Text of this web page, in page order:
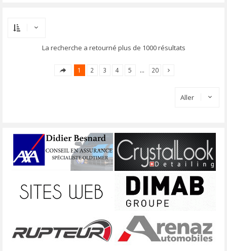
La recherche a retourné plus de 1000 résultats
1 2 3 4 5 … 20
Aller